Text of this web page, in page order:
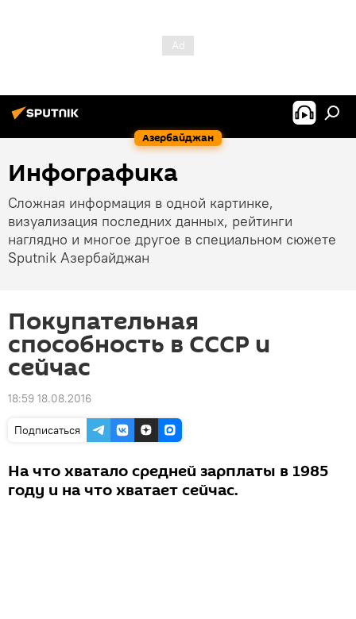
Азербайджан
Инфографика
Сложная информация в одной картинке,
визуализация последних данных, рейтинги
наглядно и многое другое в специальном сюжете
Sputnik Азербайджан
Покупательная
способность в СССР и
сейчас
18:59 18.08.2016
Подписаться
На что хватало средней зарплаты в 1985
году и на что хватает сейчас.